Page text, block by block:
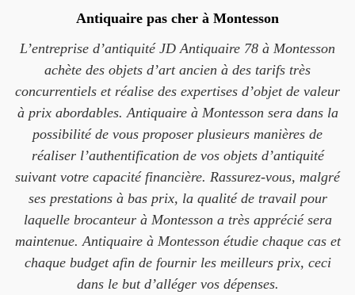
Antiquaire pas cher à Montesson
L’entreprise d’antiquité JD Antiquaire 78 à Montesson
achète des objets d’art ancien à des tarifs très
concurrentiels et réalise des expertises d’objet de valeur
à prix abordables. Antiquaire à Montesson sera dans la
possibilité de vous proposer plusieurs manières de
réaliser l’authentification de vos objets d’antiquité
suivant votre capacité financière. Rassurez-vous, malgré
ses prestations à bas prix, la qualité de travail pour
laquelle brocanteur à Montesson a très apprécié sera
maintenue. Antiquaire à Montesson étudie chaque cas et
chaque budget afin de fournir les meilleurs prix, ceci
dans le but d’alléger vos dépenses.